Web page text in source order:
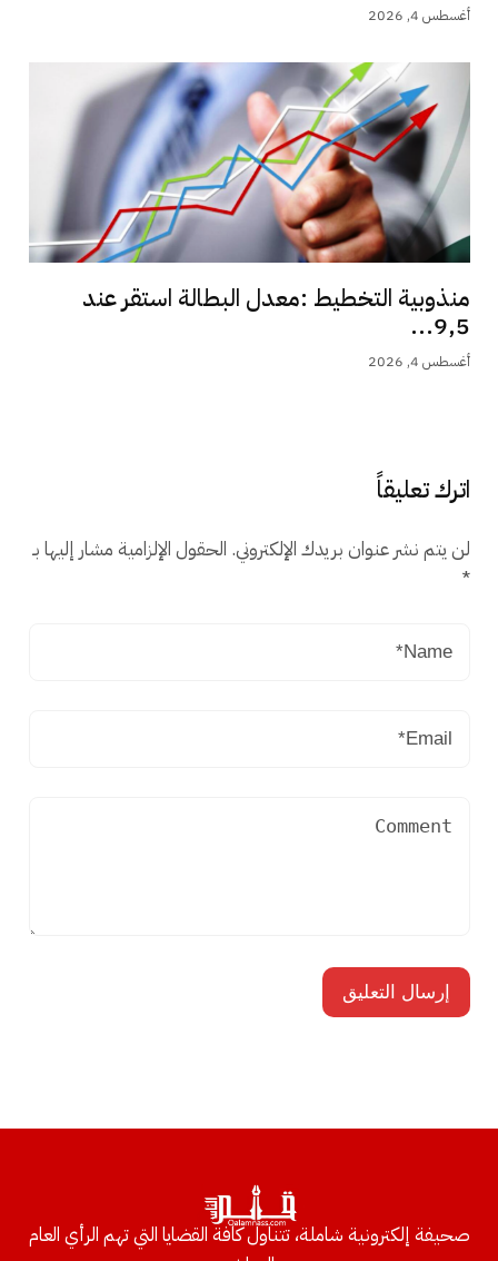
أغسطس 4, 2026
منذوبية التخطيط :معدل البطالة استقر عند
9,5...
أغسطس 4, 2026
اترك تعليقاً
لن يتم نشر عنوان بريدك الإلكتروني. الحقول الإلزامية مشار إليها بـ
*
صحيفة إلكترونية شاملة، تتناول كافة القضايا التي تهم الرأي العام